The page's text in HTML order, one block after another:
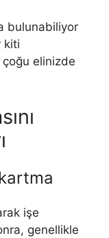
bulunabiliyor
kiti
elinizde
işe
genellikle